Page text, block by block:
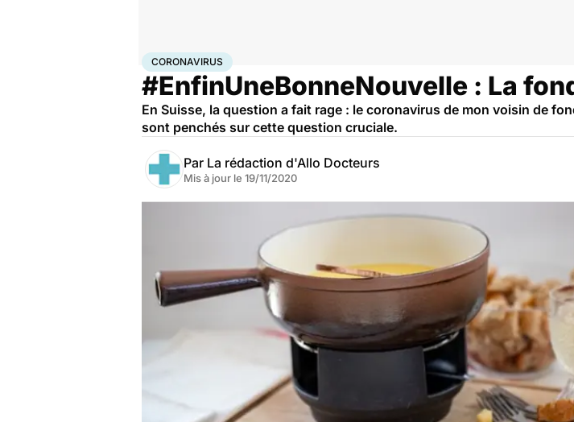
AccueilSantéMaladies
CORONAVIRUS
#EnfinUneBonneNouvelle : La
En Suisse, la question a fait rage : le coronavirus de mon voisin de
sont penchés sur cette question cruciale.
Par La rédaction d'Allo Docteurs
Mis à jour le 19/11/2020